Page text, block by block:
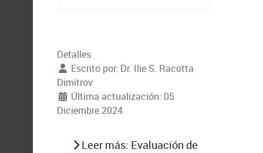
Detalles
Escrito por: Dr. Ilie S. Racotta
Dimitrov
Última actualización: 05
Diciembre 2024
Leer más: Evaluación de